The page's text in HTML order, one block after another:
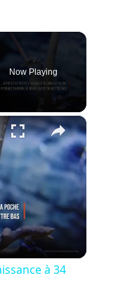
Now Playing
×
à 34